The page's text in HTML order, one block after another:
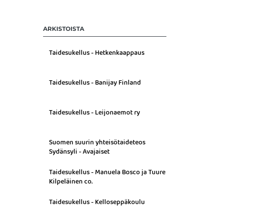
ARKISTOISTA
Taidesukellus - Hetkenkaappaus
Taidesukellus - Banijay Finland
Taidesukellus - Leijonaemot ry
Suomen suurin yhteisötaideteos
Sydänsyli - Avajaiset
Taidesukellus - Manuela Bosco ja Tuure
Kilpeläinen co.
Taidesukellus - Kelloseppäkoulu